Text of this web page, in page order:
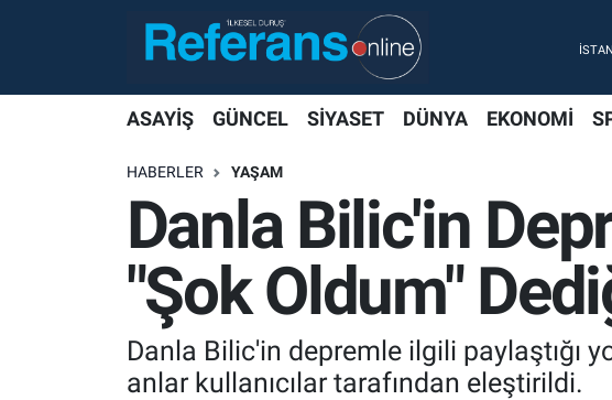
ASAYİŞ GÜNCEL SİYASET DÜNYA EKONOMİ
HABERLER YAŞAM
Danla Bilic'in
"Şok Oldum"
Danla Bilic'in depremle ilgili paylaştığı
anlar kullanıcılar tarafından eleştirildi.